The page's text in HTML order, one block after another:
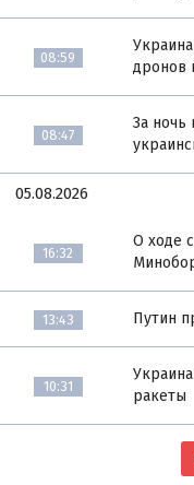
08:59
дронов
08:47
За ночь
05.08.2026
16:32
О ходе
13:43 Путин
10:31
ракеты